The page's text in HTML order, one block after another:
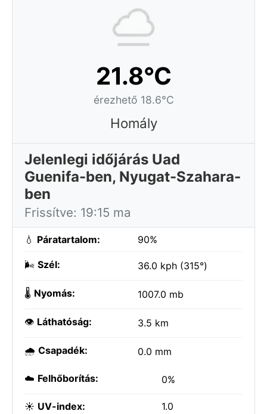
21.8°C
érezhető 18.6°C
Homály
Jelenlegi időjárás Uad
Guenifa-ben, Nyugat-Szahara-
ben
Frissítve: 19:15 ma
💧 Páratartalom: 90%
🌬️ Szél: 36.0 kph (315°)
🌡️ Nyomás: 1007.0 mb
👁️ Láthatóság: 3.5 km
🌧️ Csapadék: 0.0 mm
☁️ Felhőborítás: 0%
☀️ UV-index: 1.0